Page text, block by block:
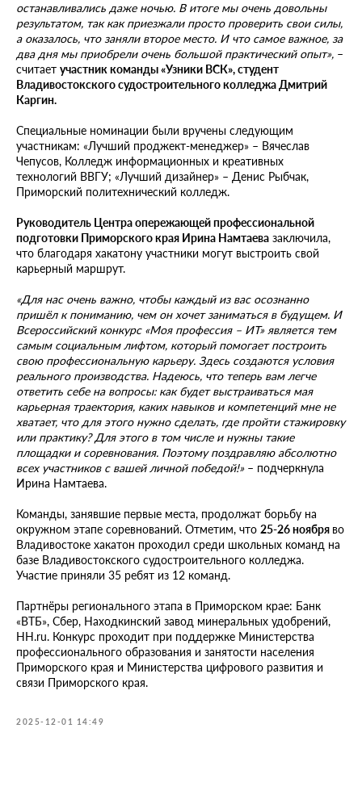
останавливались даже ночью. В итоге мы очень довольны
результатом, так как приезжали просто проверить свои силы,
а оказалось, что заняли второе место. И что самое важное, за
два дня мы приобрели очень большой практический опыт», –
считает участник команды «Узники ВСК», студент
Владивостокского судостроительного колледжа Дмитрий
Каргин.
Специальные номинации были вручены следующим
участникам: «Лучший проджект-менеджер» – Вячеслав
Чепусов, Колледж информационных и креативных
технологий ВВГУ; «Лучший дизайнер» – Денис Рыбчак,
Приморский политехнический колледж.
Руководитель Центра опережающей профессиональной
подготовки Приморского края Ирина Намтаева заключила,
что благодаря хакатону участники могут выстроить свой
карьерный маршрут.
«Для нас очень важно, чтобы каждый из вас осознанно
пришёл к пониманию, чем он хочет заниматься в будущем. И
Всероссийский конкурс «Моя профессия – ИТ» является тем
самым социальным лифтом, который помогает построить
свою профессиональную карьеру. Здесь создаются условия
реального производства. Надеюсь, что теперь вам легче
ответить себе на вопросы: как будет выстраиваться мая
карьерная траектория, каких навыков и компетенций мне не
хватает, что для этого нужно сделать, где пройти стажировку
или практику? Для этого в том числе и нужны такие
площадки и соревнования. Поэтому поздравляю абсолютно
всех участников с вашей личной победой!»– подчеркнула
Ирина Намтаева.
Команды, занявшие первые места, продолжат борьбу на
окружном этапе соревнований. Отметим, что 25-26 ноября во
Владивостоке хакатон проходил среди школьных команд на
базе Владивостокского судостроительного колледжа.
Участие приняли 35 ребят из 12 команд.
Партнёры регионального этапа в Приморском крае: Банк
«ВТБ», Сбер, Находкинский завод минеральных удобрений,
HH.ru. Конкурс проходит при поддержке Министерства
профессионального образования и занятости населения
Приморского края и Министерства цифрового развития и
связи Приморского края.
2025-12-01 14:49